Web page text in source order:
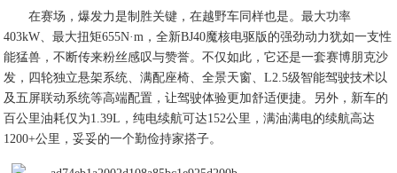
在赛场，爆发力是制胜关键，在越野车同样也是。最大功率
403kW、最大扭矩655N·m，全新BJ40魔核电驱版的强劲动力犹如一支性
能猛兽，不断传来粉丝感叹与赞誉。不仅如此，它还是一套赛博朋克沙
发，四轮独立悬架系统、满配座椅、全景天窗、L2.5级智能驾驶技术以
及五屏联动系统等高端配置，让驾驶体验更加舒适便捷。另外，新车的
百公里油耗仅为1.39L，纯电续航可达152公里，满油满电的续航高达
1200+公里，妥妥的一个勤俭持家搭子。